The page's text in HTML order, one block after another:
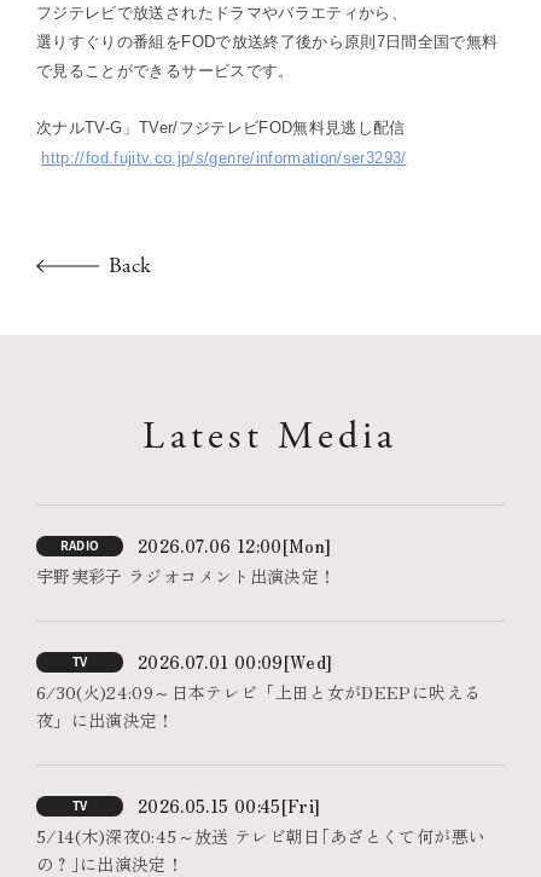
フジテレビで放送されたドラマやバラエティから、
選りすぐりの番組をFODで放送終了後から原則7日間全国で無料
で見ることができるサービスです。
次ナルTV-G」TVer/フジテレビFOD無料見逃し配信
http://fod.fujitv.co.jp/s/genre/information/ser3293/
Back
Latest Media
RADIO 2026.07.06 12:00[Mon]
宇野実彩子 ラジオコメント出演決定！
TV 2026.07.01 00:09[Wed]
6/30(火)24:09～日本テレビ「上田と女がDEEPに吠える
夜」に出演決定！
TV 2026.05.15 00:45[Fri]
5/14(木)深夜0:45～放送 テレビ朝日｢あざとくて何が悪い
の？｣に出演決定！